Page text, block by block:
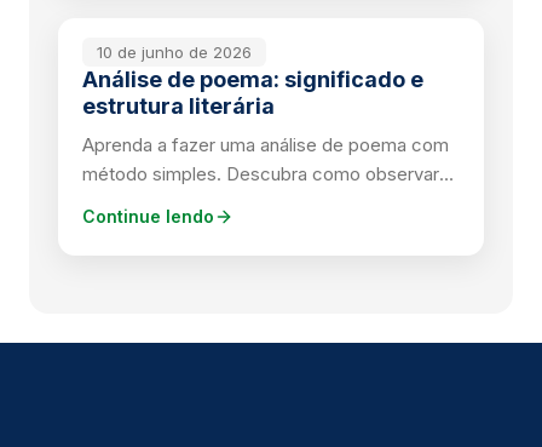
10 de junho de 2026
Análise de poema: significado e
estrutura literária
Aprenda a fazer uma análise de poema com
método simples. Descubra como observar
temas, figuras de linguagem e contrastes
Continue lendo